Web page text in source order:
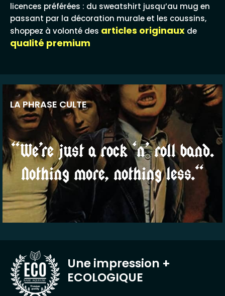
licences préférées : du sweatshirt jusqu’au mug en
passant par la décoration murale et les coussins,
shoppez à volonté des articles originaux de
qualité premium
LA PHRASE CULTE
“We’re just a rock ‘n’ roll band.
Nothing more, nothing less.“
BASE AQUEUSE
Une impression +
ECOLOGIQUE